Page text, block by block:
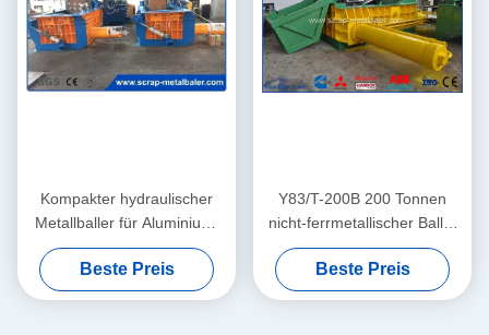
Kompakter hydraulischer
Metallballer für Aluminium-
und Kupferschrott, 160
Tonnen Kraft mit Luftölkühler
Beste Preis
Y83/T-200B 200 Tonnen
nicht-ferrmetallischer Baller
5 T/h Kapazität
automatische Steuerung
Beste Preis